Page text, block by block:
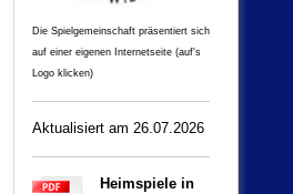
Die Spielgemeinschaft präsentiert sich
auf einer eigenen Internetseite (auf's
Logo klicken)
Aktualisiert am 26.07.2026
Heimspiele in